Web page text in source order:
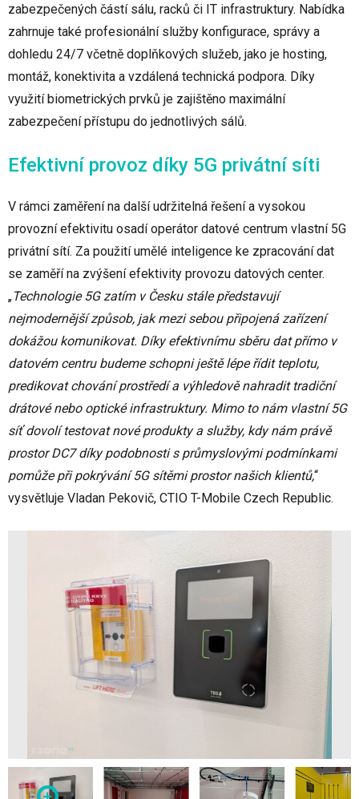
zabezpečených částí sálu, racků či IT infrastruktury. Nabídka
zahrnuje také profesionální služby konfigurace, správy a
dohledu 24/7 včetně doplňkových služeb, jako je hosting,
montáž, konektivita a vzdálená technická podpora. Díky
využití biometrických prvků je zajištěno maximální
zabezpečení přístupu do jednotlivých sálů.
Efektivní provoz díky 5G privátní síti
V rámci zaměření na další udržitelná řešení a vysokou
provozní efektivitu osadí operátor datové centrum vlastní 5G
privátní sítí. Za použití umělé inteligence ke zpracování dat
se zaměří na zvýšení efektivity provozu datových center.
„Technologie 5G zatím v Česku stále představují
nejmodernější způsob, jak mezi sebou připojená zařízení
dokážou komunikovat. Díky efektivnímu sběru dat přímo v
datovém centru budeme schopni ještě lépe řídit teplotu,
predikovat chování prostředí a výhledově nahradit tradiční
drátové nebo optické infrastruktury. Mimo to nám vlastní 5G
síť dovolí testovat nové produkty a služby, kdy nám právě
prostor DC7 díky podobnosti s průmyslovými podmínkami
pomůže při pokrývání 5G sítěmi prostor našich klientů,“
vysvětluje Vladan Pekovič, CTIO T-Mobile Czech Republic.